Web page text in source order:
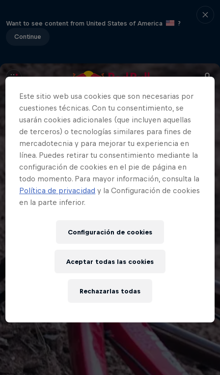
Want to see content from United States of America
?
Continue
Este sitio web usa cookies que son necesarias por
cuestiones técnicas. Con tu consentimiento, se
usarán cookies adicionales (que incluyen aquellas
de terceros) o tecnologías similares para fines de
mercadotecnia y para mejorar tu experiencia en
línea. Puedes retirar tu consentimiento mediante la
configuración de cookies en el pie de página en
todo momento. Para mayor información, consulta la
Política de privacidad y la Configuración de cookies
en la parte inferior.
Configuración de cookies
Rechazarlas todas
Aceptar todas las cookies